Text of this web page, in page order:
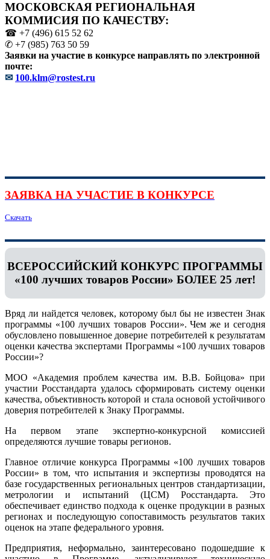
МОСКОВСКАЯ РЕГИОНАЛЬНАЯ
КОММИСИЯ ПО КАЧЕСТВУ:
☎ +7 (496) 615 52 62
✆ +7 (985) 763 50 59
Заявки на участие в конкурсе направлять по электронной
почте:
✉ 100.klm@rostest.ru
ЗАЯВКА НА УЧАСТИЕ В КОНКУРСЕ
Скачать
ВСЕРОССИЙСКИЙ КОНКУРС ПРОГРАММЫ
«100 лучших товаров России» БОЛЕЕ 25 лет!
Вряд ли найдется человек, которому был бы не известен Знак
программы «100 лучших товаров России». Чем же и сегодня
обусловлено повышенное доверие потребителей к результатам
оценки качества экспертами Программы «100 лучших товаров
России»?
МОО «Академия проблем качества им. В.В. Бойцова» при
участии Росстандарта удалось сформировать систему оценки
качества, объективность которой и стала основой устойчивого
доверия потребителей к Знаку Программы.
На первом этапе экспертно-конкурсной комиссией
определяются лучшие товары регионов.
Главное отличие конкурса Программы «100 лучших товаров
России» в том, что испытания и экспертизы проводятся на
базе государственных региональных центров стандартизации,
метрологии и испытаний (ЦCM) Росстандарта. Это
обеспечивает единство подхода к оценке продукции в разных
регионах и последующую сопоставимость результатов таких
оценок на этапе федерального уровня.
Предприятия, неформально, заинтересовано подошедшие к